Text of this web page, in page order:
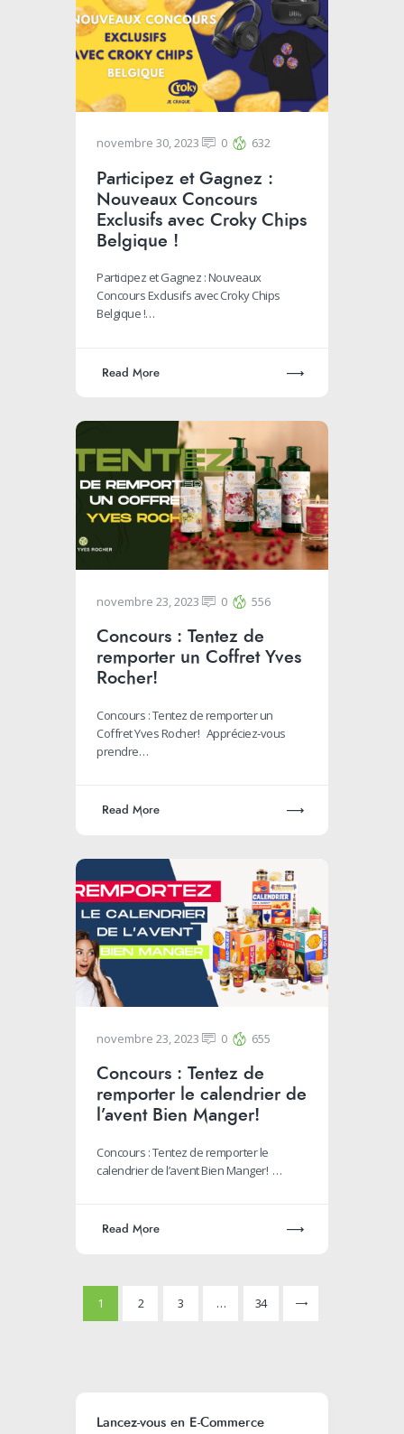
novembre 30, 2023 0 632
Participez et Gagnez :
Nouveaux Concours
Exclusifs avec Croky Chips
Belgique !
Participez et Gagnez : Nouveaux
Concours Exclusifs avec Croky Chips
Belgique !…
Read More
novembre 23, 2023 0 556
Concours : Tentez de
remporter un Coffret Yves
Rocher!
Concours : Tentez de remporter un
Coffret Yves Rocher! Appréciez-vous
prendre…
Read More
novembre 23, 2023 0 655
Concours : Tentez de
remporter le calendrier de
l’avent Bien Manger!
Concours : Tentez de remporter le
calendrier de l’avent Bien Manger! …
Read More
1 2 3 … 34
Lancez-vous en E-Commerce